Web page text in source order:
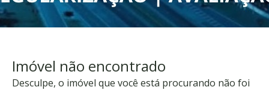
Imóvel não encontrado
Desculpe, o imóvel que você está procurando não foi